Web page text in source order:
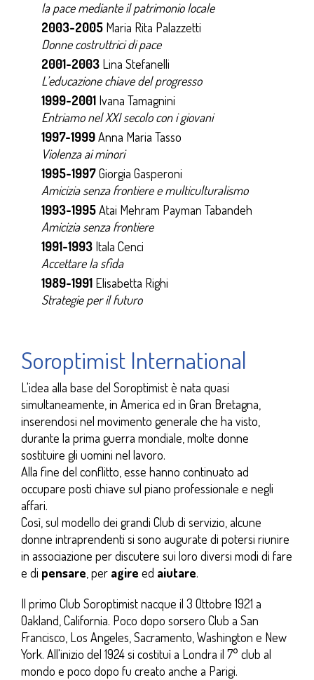
la pace mediante il patrimonio locale
2003-2005 Maria Rita Palazzetti
Donne costruttrici di pace
2001-2003 Lina Stefanelli
L’educazione chiave del progresso
1999-2001 Ivana Tamagnini
Entriamo nel XXI secolo con i giovani
1997-1999Anna Maria Tasso
Violenza ai minori
1995-1997Giorgia Gasperoni
Amicizia senza frontiere e multiculturalismo
1993-1995Atai Mehram Payman Tabandeh
Amicizia senza frontiere
1991-1993 Itala Cenci
Accettare la sfida
1989-1991 Elisabetta Righi
Strategie per il futuro
Soroptimist International
L'idea alla base del Soroptimist è nata quasi
simultaneamente, in America ed in Gran Bretagna,
inserendosi nel movimento generale che ha visto,
durante la prima guerra mondiale, molte donne
sostituire gli uomini nel lavoro.
Alla fine del conflitto, esse hanno continuato ad
occupare posti chiave sul piano professionale e negli
affari.
Così, sul modello dei grandi Club di servizio, alcune
donne intraprendenti si sono augurate di potersi riunire
in associazione per discutere sui loro diversi modi di fare
e di pensare, per agire ed aiutare.
Il primo Club Soroptimist nacque il 3 Ottobre 1921 a
Oakland, California. Poco dopo sorsero Club a San
Francisco, Los Angeles, Sacramento, Washington e New
York. All'inizio del 1924 si costituì a Londra il 7° club al
mondo e poco dopo fu creato anche a Parigi.